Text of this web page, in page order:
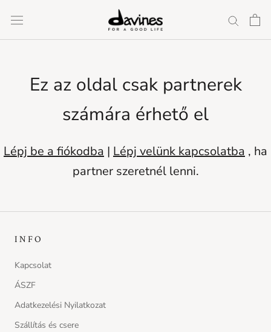
Ez az oldal csak partnerek
számára érhető el
Lépj be a fiókodba | Lépj velünk kapcsolatba , ha
partner szeretnél lenni.
INFO
Kapcsolat
ÁSZF
Adatkezelési Nyilatkozat
Szállítás és csere